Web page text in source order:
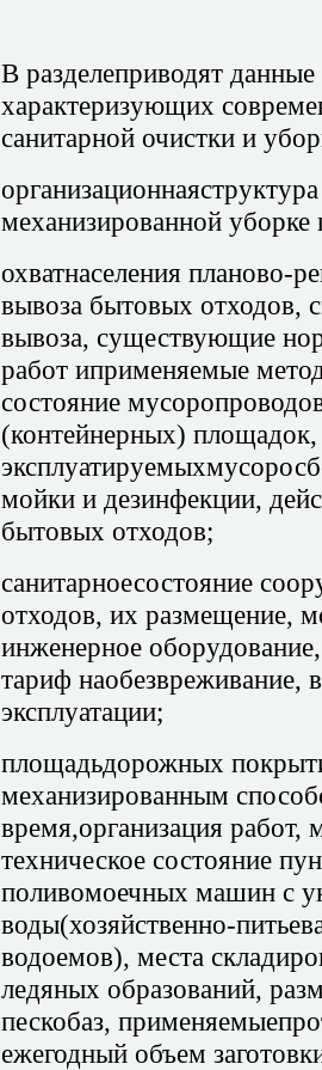
В разделеприводят
характеризующих
санитарной очистки и
механизированной уборке
охватнаселения планово-
вывоза бытовых отходов,
вывоза, существующие
работ иприменяемые
состояние
(контейнерных) площадок,
мойки и дезинфекции,
бытовых отходов;
санитарноесостояние
отходов, их размещение,
инженерное
тариф наобезвреживание,
эксплуатации;
площадьдорожных
механизированным
время,организация
техническое состояние
поливомоечных машин с
воды(хозяйственно-
водоемов), места
ледяных образований,
пескобаз,
ежегодный объем